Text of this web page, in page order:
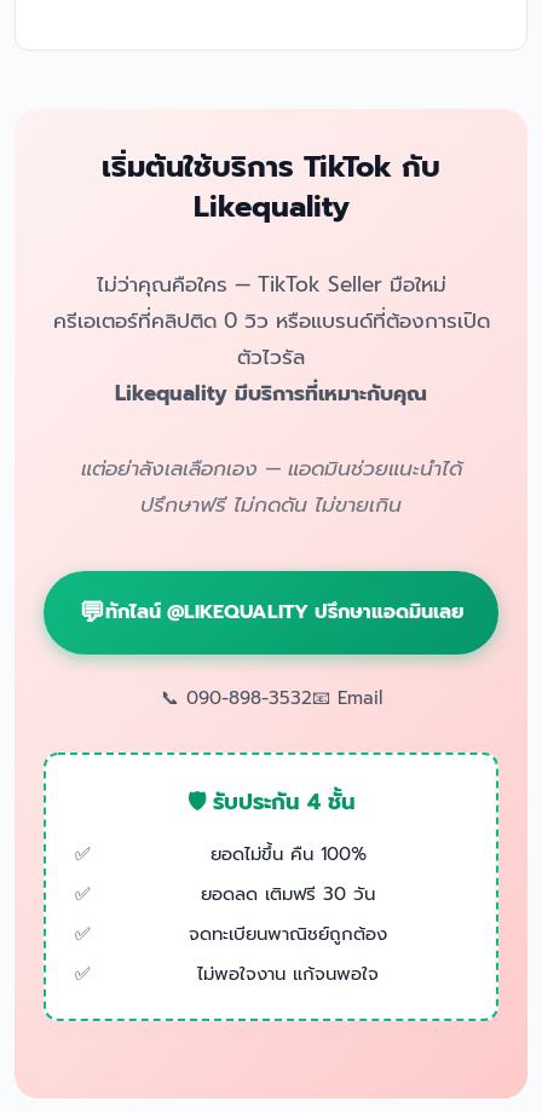
เริ่มต้นใช้บริการ TikTok กับ
Likequality
ไม่ว่าคุณคือใคร — TikTok Seller มือใหม่
ครีเอเตอร์ที่คลิปติด 0 วิว หรือแบรนด์ที่ต้องการเปิด
ตัวไวรัล
Likequality มีบริการที่เหมาะกับคุณ
แต่อย่าลังเลเลือกเอง — แอดมินช่วยแนะนำได้
ปรึกษาฟรี ไม่กดดัน ไม่ขายเกิน
ทักไลน์ @LIKEQUALITY ปรึกษาแอดมินเลย
📞 090-898-3532📧 Email
🛡️ รับประกัน 4 ชั้น
ยอดไม่ขึ้น คืน 100%
ยอดลด เติมฟรี 30 วัน
จดทะเบียนพาณิชย์ถูกต้อง
ไม่พอใจงาน แก้จนพอใจ